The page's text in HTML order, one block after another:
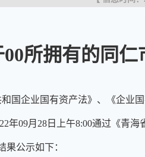
00所拥有的同
国企业国有资产法》、《企业
年09月28日上午8:00通过《青
果公示如下：